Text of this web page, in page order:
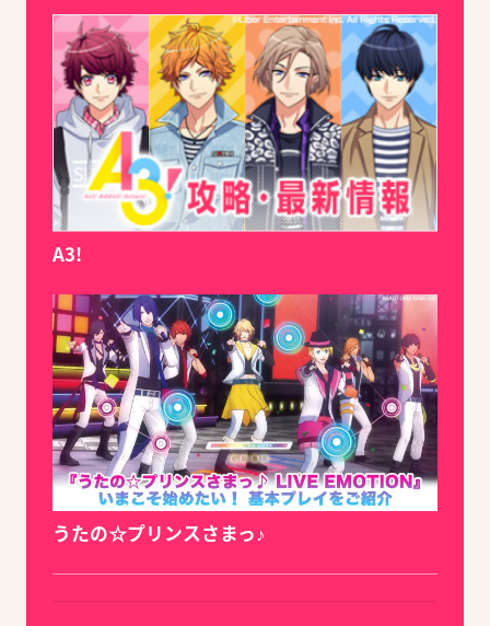
A3!
うたの☆プリンスさまっ♪